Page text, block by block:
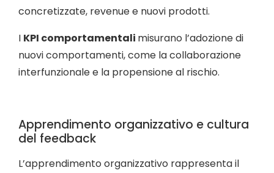
concretizzate, revenue e nuovi prodotti.
I KPI comportamentali misurano l’adozione di
nuovi comportamenti, come la collaborazione
interfunzionale e la propensione al rischio.
Apprendimento organizzativo e cultura
del feedback
L’apprendimento organizzativo rappresenta il